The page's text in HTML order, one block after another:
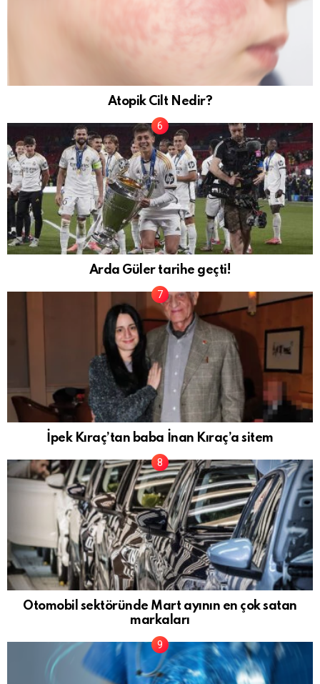
Atopik Cilt Nedir?
Arda Güler tarihe geçti!
İpek Kıraç’tan baba İnan Kıraç’a sitem
Otomobil sektöründe Mart ayının en çok satan
markaları